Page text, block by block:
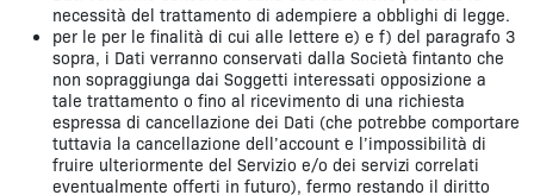
necessità del trattamento di adempiere a obblighi di legge.
per le per le finalità di cui alle lettere e) e f) del paragrafo 3
sopra, i Dati verranno conservati dalla Società fintanto che
non sopraggiunga dai Soggetti interessati opposizione a
tale trattamento o fino al ricevimento di una richiesta
espressa di cancellazione dei Dati (che potrebbe comportare
tuttavia la cancellazione dell’account e l’impossibilità di
fruire ulteriormente del Servizio e/o dei servizi correlati
eventualmente offerti in futuro), fermo restando il diritto